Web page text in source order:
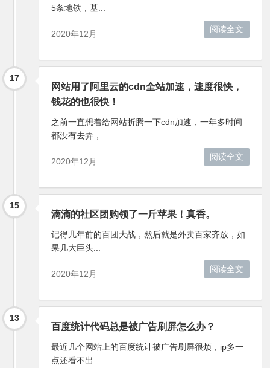
5条地铁，基...
阅读全文
2020年12月
17
网站用了阿里云的cdn全站加速，速度很快，
钱花的也很快！
之前一直想着给网站折腾一下cdn加速，一年多时间
都没有去弄，...
阅读全文
2020年12月
15
滴滴的社区团购领了一斤苹果！真香。
记得几年前的百团大战，然后就是外卖百家齐放，如
果几大巨头...
阅读全文
2020年12月
13
百度统计代码总是被广告刷屏怎么办？
最近几个网站上的百度统计被广告刷屏很烦，ip多一
点还看不出...